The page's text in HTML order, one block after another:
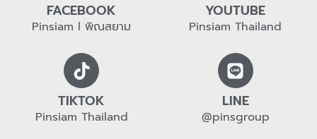
FACEBOOK
Pinsiam l พิณสยาม
YOUTUBE
Pinsiam Thailand
TIKTOK
Pinsiam Thailand
LINE
@pinsgroup